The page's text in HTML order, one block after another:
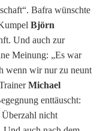
Bafra wünschte
Björn
Und auch zur
Meinung: „Es war
wenn wir nur zu neunt
Michael
enttäuscht:
Überzahl nicht